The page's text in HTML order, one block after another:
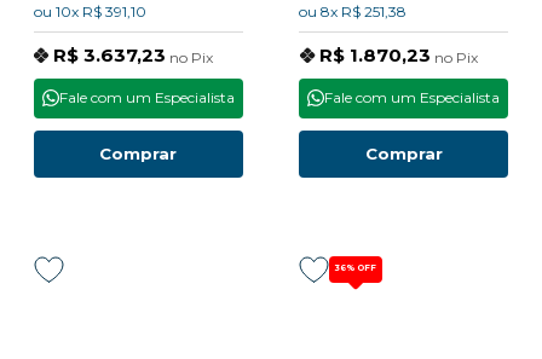
ou 10x R$ 391,10
R$ 3.637,23 no Pix
Comprar
Fale com um Especialista
ou 8x R$ 251,38
R$ 1.870,23 no Pix
Comprar
Fale com um Especialista
36% OFF